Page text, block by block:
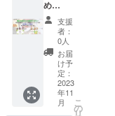
の織物
調サン
プル
ボニン
ニクと
も、ま
たにお
いが少
ないた
め無臭
ニンニ
クとも
言われ
ない方
が良い
のか、
代表取
締役の
小名
（九州
大学
大学院
農学研
ト。後
日、
メール
にて日
程を確
定の
上、オ
ンライ
ンでの
ご相談
め
Premiu
m」×１
箱＋
「生姜
のめざ
Premiu
m」×１
箱 ＋
支援
者：
0人
お届
け予
定：
2023
年11
月
こ
の
リ